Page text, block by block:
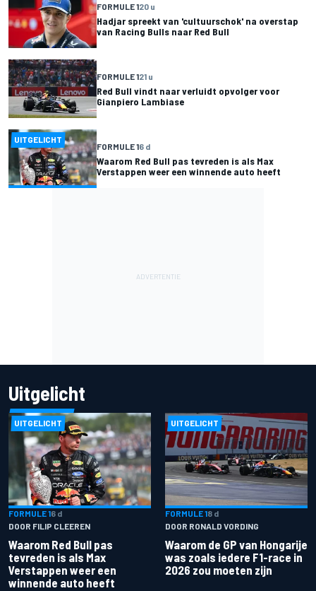
FORMULE 120 u
Hadjar spreekt van 'cultuurschok' na overstap
van Racing Bulls naar Red Bull
FORMULE 121 u
Red Bull vindt naar verluidt opvolger voor
Gianpiero Lambiase
UITGELICHT
FORMULE 16 d
Waarom Red Bull pas tevreden is als Max
Verstappen weer een winnende auto heeft
Uitgelicht
UITGELICHT
FORMULE 16 d
DOOR FILIP CLEEREN
Waarom Red Bull pas
tevreden is als Max
Verstappen weer een
winnende auto heeft
UITGELICHT
FORMULE 18 d
DOOR RONALD VORDING
Waarom de GP van Hongarije
was zoals iedere F1-race in
2026 zou moeten zijn